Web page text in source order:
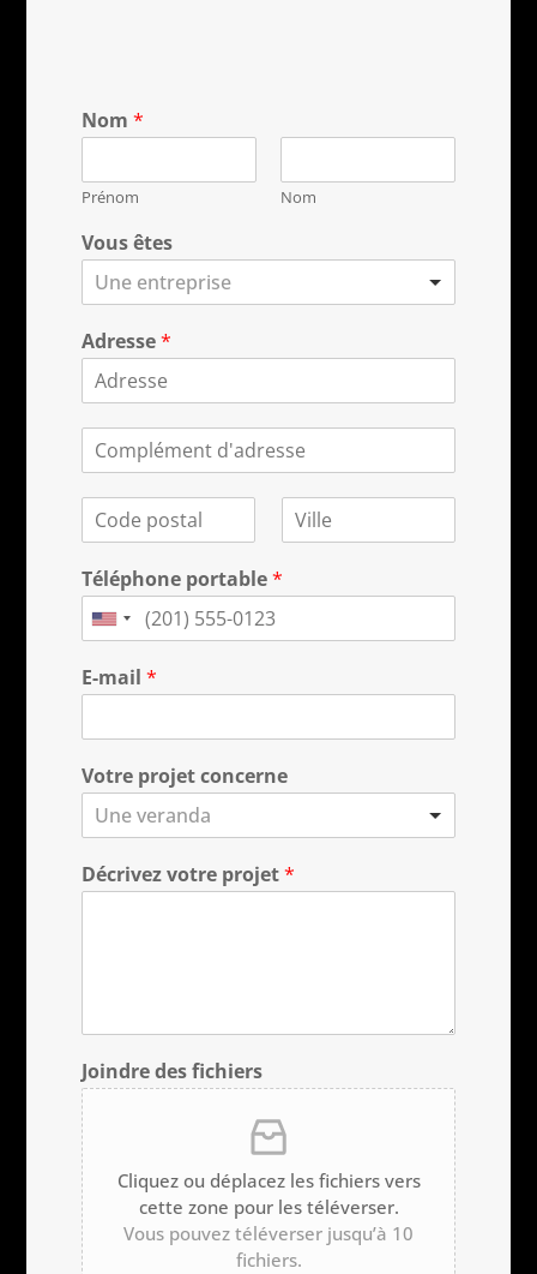
Nom*
Prénom Nom
Vous êtes
Une entreprise
Adresse*
Téléphone portable*
E-mail*
Votre projet concerne
Une veranda
Décrivez votre projet*
Joindre des fichiers
Cliquez ou déplacez les fichiers vers
cette zone pour les téléverser.
Vous pouvez téléverser jusqu’à 10
fichiers.